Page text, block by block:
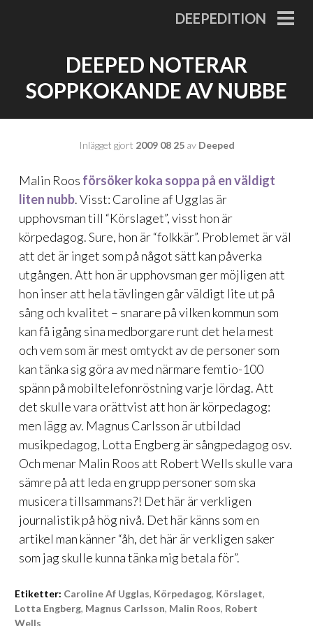
DEEPEDITION
DEEPED NOTERAR
SOPPKOKANDE AV NUBBE
Inlägget gjort 2009 08 25av Deeped
Malin Roos försöker koka soppa på en väldigt
liten nubb. Visst: Caroline af Ugglas är
upphovsman till “Körslaget”, visst hon är
körpedagog. Sure, hon är “folkkär”. Problemet är väl
att det är inget som på något sätt kan påverka
utgången. Att hon är upphovsman ger möjligen att
hon inser att hela tävlingen går väldigt lite ut på
sång och kvalitet – snarare på vilken kommun som
kan få igång sina medborgare runt det hela mest
och vem som är mest omtyckt av de personer som
kan tänka sig göra av med närmare femtio-100
spänn på mobiltelefonröstning varje lördag. Att
det skulle vara orättvist att hon är körpedagog:
men lägg av. Magnus Carlsson är utbildad
musikpedagog, Lotta Engberg är sångpedagog osv.
Och menar Malin Roos att Robert Wells skulle vara
sämre på att leda en grupp personer som ska
musicera tillsammans?! Det här är verkligen
journalistik på hög nivå. Det här känns som en
artikel man känner “åh, det här är verkligen saker
som jag skulle kunna tänka mig betala för”.
Etiketter: Caroline Af Ugglas, Körpedagog, Körslaget,
Lotta Engberg, Magnus Carlsson, Malin Roos, Robert
Wells